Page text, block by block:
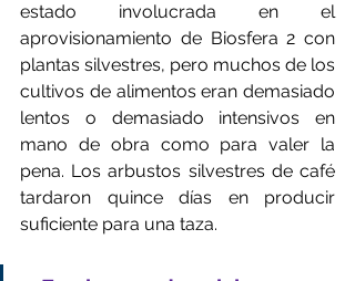
estado involucrada en el
aprovisionamiento de Biosfera 2 con
plantas silvestres, pero muchos de los
cultivos de alimentos eran demasiado
lentos o demasiado intensivos en
mano de obra como para valer la
pena. Los arbustos silvestres de café
tardaron quince días en producir
suficiente para una taza.